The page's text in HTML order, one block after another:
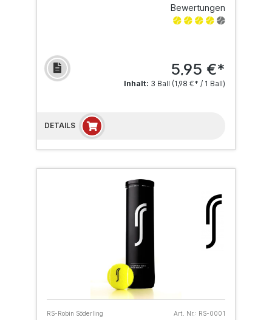
Bewertungen
5,95 €*
Inhalt: 3 Ball (1,98 €* / 1 Ball)
DETAILS
RS-Robin Söderling Art. Nr.: RS-0001